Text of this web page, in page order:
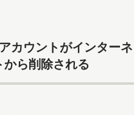
カウントがインターネ
から削除される